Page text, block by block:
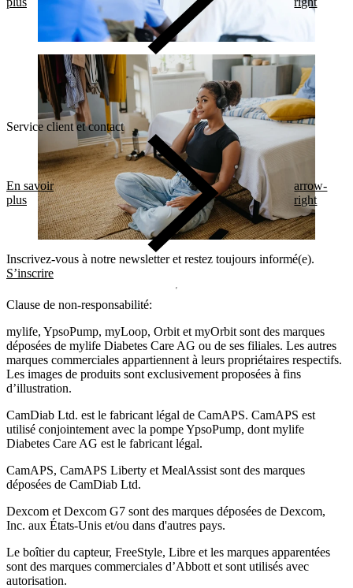
Service client et contact
En savoir
plus
arrow-
right
Inscrivez-vous à notre newsletter et restez toujours informé(e).
S’inscrire
Clause de non-responsabilité:
mylife, YpsoPump, myLoop, Orbit et myOrbit sont des marques
déposées de mylife Diabetes Care AG ou de ses filiales. Les autres
marques commerciales appartiennent à leurs propriétaires respectifs.
Les images de produits sont exclusivement proposées à fins
d’illustration.
CamDiab Ltd. est le fabricant légal de CamAPS. CamAPS est
utilisé conjointement avec la pompe YpsoPump, dont mylife
Diabetes Care AG est le fabricant légal.
CamAPS, CamAPS Liberty et MealAssist sont des marques
déposées de CamDiab Ltd.
Dexcom et Dexcom G7 sont des marques déposées de Dexcom,
Inc. aux États-Unis et/ou dans d'autres pays.
Le boîtier du capteur, FreeStyle, Libre et les marques apparentées
sont des marques commerciales d’Abbott et sont utilisés avec
autorisation.